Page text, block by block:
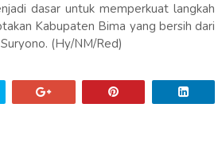
dasar untuk memperkuat langkah
Kabupaten Bima yang bersih dari
(Hy/NM/Red)